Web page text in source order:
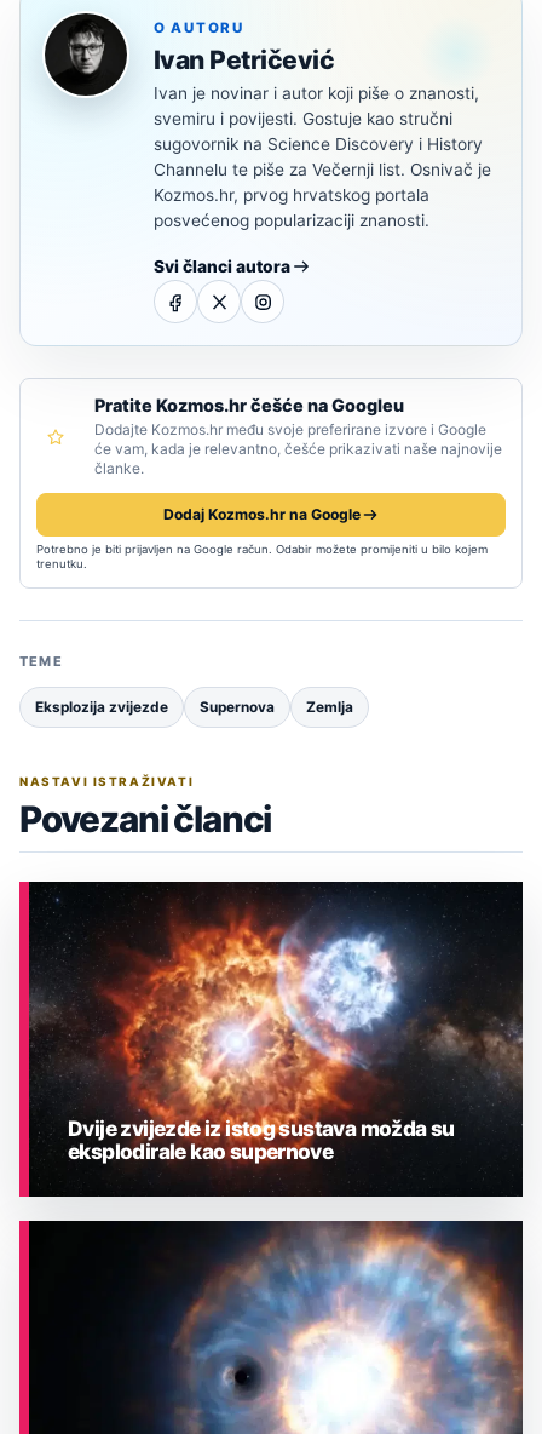
O AUTORU
Ivan Petričević
Ivan je novinar i autor koji piše o znanosti,
svemiru i povijesti. Gostuje kao stručni
sugovornik na Science Discovery i History
Channelu te piše za Večernji list. Osnivač je
Kozmos.hr, prvog hrvatskog portala
posvećenog popularizaciji znanosti.
Svi članci autora
Pratite Kozmos.hr češće na Googleu
Dodajte Kozmos.hr među svoje preferirane izvore i Google
će vam, kada je relevantno, češće prikazivati naše najnovije
članke.
Dodaj Kozmos.hr na Google
Potrebno je biti prijavljen na Google račun. Odabir možete promijeniti u bilo kojem
trenutku.
TEME
Eksplozija zvijezde Supernova Zemlja
NASTAVI ISTRAŽIVATI
Povezani članci
Dvije zvijezde iz istog sustava možda su
eksplodirale kao supernove